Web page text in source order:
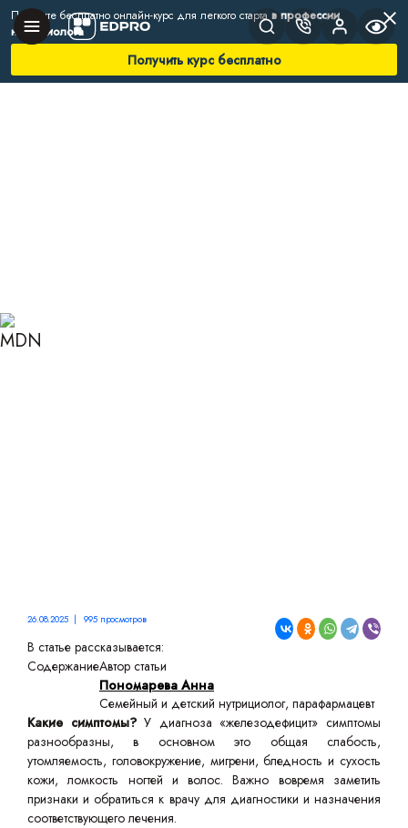
Получите бесплатно онлайн-курс для легкого стартав профессии
нутрициолога
Получить курс бесплатно
26.08.2025 | 995 просмотров
В статье рассказывается:
СодержаниеАвтор статьи
Пономарева Анна
Семейный и детский нутрициолог, парафармацевт
Какие симптомы?У диагноза «железодефицит» симптомы
разнообразны, в основном это общая слабость,
утомляемость, головокружение, мигрени, бледность и сухость
кожи, ломкость ногтей и волос. Важно вовремя заметить
признаки и обратиться к врачу для диагностики и назначения
соответствующего лечения.